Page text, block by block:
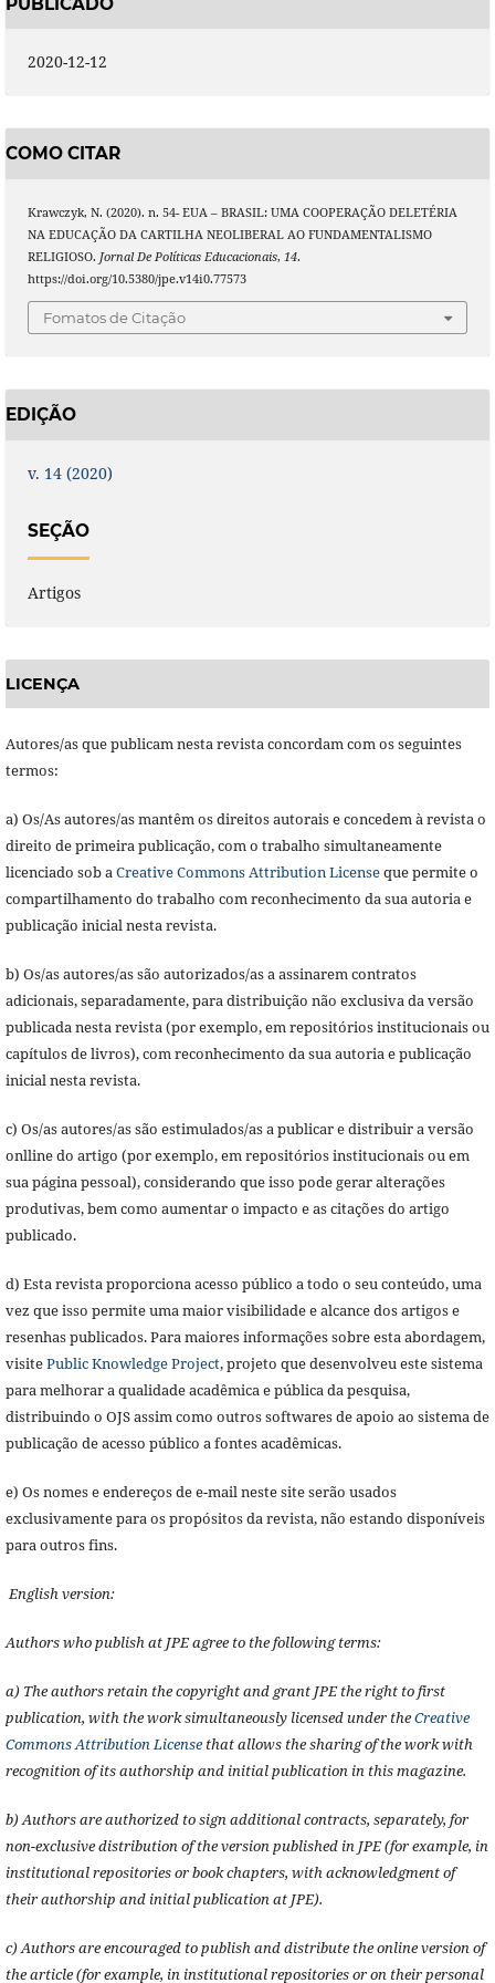
2020-12-12
COMO CITAR
Krawczyk, N. (2020). n. 54- EUA – BRASIL: UMA COOPERAÇÃO DELETÉRIA
NA EDUCAÇÃO DA CARTILHA NEOLIBERAL AO FUNDAMENTALISMO
RELIGIOSO. Jornal De Políticas Educacionais, 14.
https://doi.org/10.5380/jpe.v14i0.77573
Fomatos de Citação
EDIÇÃO
v. 14 (2020)
SEÇÃO
Artigos
LICENÇA
Autores/as que publicam nesta revista concordam com os seguintes
termos:
a) Os/As autores/as mantêm os direitos autorais e concedem à revista o
direito de primeira publicação, com o trabalho simultaneamente
licenciado sob aCreative Commons Attribution Licenseque permite o
compartilhamento do trabalho com reconhecimento da sua autoria e
publicação inicial nesta revista.
b) Os/as autores/as são autorizados/as a assinarem contratos
adicionais, separadamente, para distribuição não exclusiva da versão
publicada nesta revista (por exemplo, em repositórios institucionais ou
capítulos de livros), com reconhecimento da sua autoria e publicação
inicial nesta revista.
c) Os/as autores/as são estimulados/as a publicar e distribuir a versão
onlline do artigo (por exemplo, em repositórios institucionais ou em
sua página pessoal), considerando que isso pode gerar alterações
produtivas, bem como aumentar o impacto e as citações do artigo
publicado.
d) Esta revista proporciona acesso público a todo o seu conteúdo, uma
vez que isso permite uma maior visibilidade e alcance dos artigos e
resenhas publicados. Para maiores informações sobre esta abordagem,
visitePublic Knowledge Project, projeto que desenvolveu este sistema
para melhorar a qualidade acadêmica e pública da pesquisa,
distribuindo o OJS assim como outros softwares de apoio ao sistema de
publicação de acesso público a fontes acadêmicas.
e) Os nomes e endereços de e-mail neste site serão usados
exclusivamente para os propósitos da revista, não estando disponíveis
para outros fins.
English version:
Authors who publish at JPE agree to the following terms:
a) The authors retain the copyright and grant JPE the right to first
publication, with the work simultaneously licensed under theCreative
Commons Attribution Licensethat allows the sharing of the work with
recognition of its authorship and initial publication in this magazine.
b) Authors are authorized to sign additional contracts, separately, for
non-exclusive distribution of the version published in JPE (for example, in
institutional repositories or book chapters, with acknowledgment of
their authorship and initial publication at JPE).
c) Authors are encouraged to publish and distribute the online version of
the article (for example, in institutional repositories or on their personal